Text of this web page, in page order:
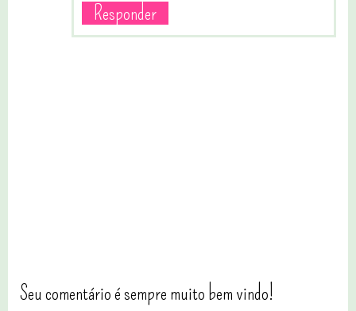
Responder
Seu comentário é sempre muito bem vindo!